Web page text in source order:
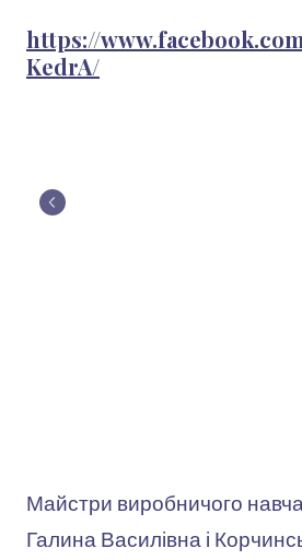
https://
KedrA/
Майстри виробничого
Галина Василівна і